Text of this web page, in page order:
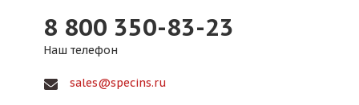
8 800 350-83-23
Наш телефон
sales@specins.ru